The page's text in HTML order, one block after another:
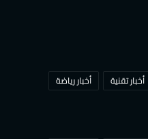
أخبار تقنية
أخبار رياضة